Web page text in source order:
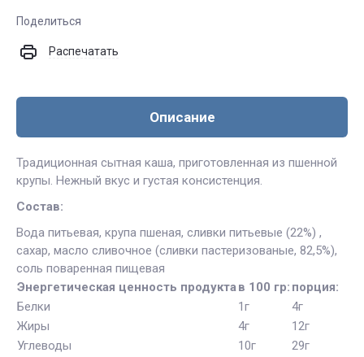
Поделиться
Распечатать
Описание
Традиционная сытная каша, приготовленная из пшенной
крупы. Нежный вкус и густая консистенция.
Состав:
Вода питьевая, крупа пшеная, сливки питьевые (22%) ,
сахар, масло сливочное (сливки пастеризованые, 82,5%),
соль поваренная пищевая
Энергетическая ценность продуктав 100 гр: порция:
Белки
1г
4г
Жиры
4г
12г
Углеводы
10г
29г